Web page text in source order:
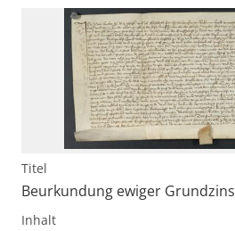
Titel
Beurkundung ewiger Grundzins
Inhalt